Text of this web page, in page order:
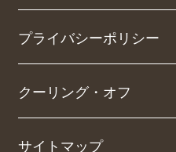
プライバシーポリシー
クーリング・オフ
サイトマップ